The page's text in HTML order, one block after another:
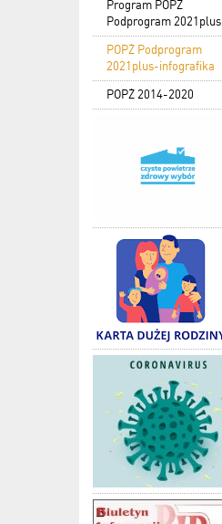
Program POPŻ
Podprogram 2021plus
POPŻ Podprogram
2021plus-infografika
POPŻ 2014-2020